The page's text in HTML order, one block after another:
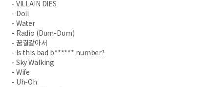
- VILLAIN DIES
- Doll
- Water
- Radio (Dum-Dum)
- 꿈결같아서
- Is this bad b****** number?
- Sky Walking
- Wife
- Uh-Oh